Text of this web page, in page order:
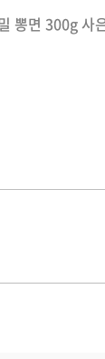
뽕면 300g 사